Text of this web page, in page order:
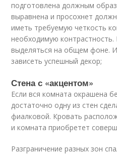
подготовлена должным
выравнена и просохнет
иметь требуемую четкость
необходимую
выделяться на общем фоне.
зависеть успешный декор;
Стена с «акцентом»
Если вся комната окрашена
достаточно одну из стен
фиалковой. Кровать
и комната приобретет
Разграничение разных зон